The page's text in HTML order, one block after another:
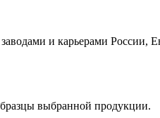
и карьерами
выбранной продукции.